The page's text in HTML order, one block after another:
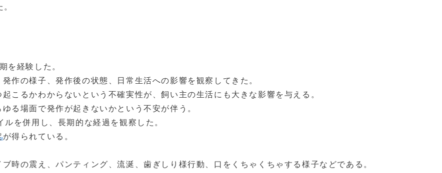
。
を経験した。
作の様子、発作後の状態、日常生活への影響を観察してきた。
こるかわからないという不確実性が、飼い主の生活にも大きな影響を与える。
る場面で発作が起きないかという不安が伴う。
を併用し、長期的な経過を観察した。
が得られている。
時の震え、パンティング、流涎、歯ぎしり様行動、口をくちゃくちゃする様子などである。